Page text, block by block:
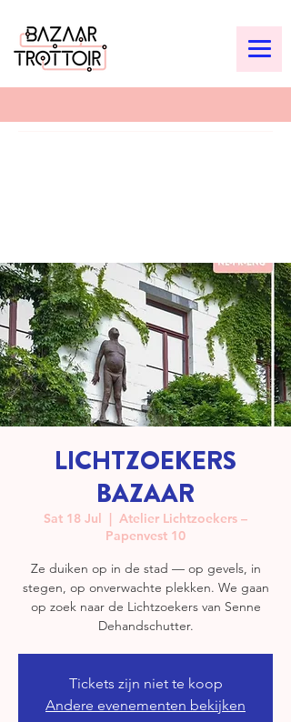
LICHTZOEKERS
BAZAAR
Sat 18 Jul
  |
Atelier Lichtzoekers –
Papenvest 10
Ze duiken op in de stad — op gevels, in
stegen, op onverwachte plekken. We gaan
op zoek naar de Lichtzoekers van Senne
Dehandschutter.
Tickets zijn niet te koop
Andere evenementen bekijken